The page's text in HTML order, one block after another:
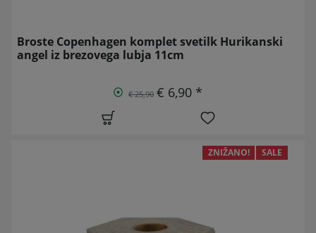
Broste Copenhagen komplet svetilk Hurikanski
angel iz brezovega lubja 11cm
€ 25,90 € 6,90 *
ZNIŽANO! SALE